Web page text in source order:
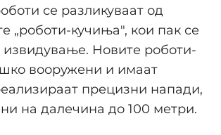
се разликуваат од
„роботи-кучиња", кои пак се
извидување. Новите роботи-
вооружени и имаат
прецизни напади,
на далечина до 100 метри.